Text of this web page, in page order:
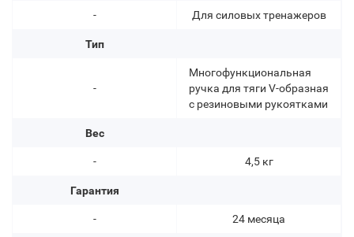
-
Тип
-
Вес
-
Гарантия
-
Для силовых тренажеров
Многофункциональная
ручка для тяги V-образная
с резиновыми рукоятками
4,5 кг
24 месяца